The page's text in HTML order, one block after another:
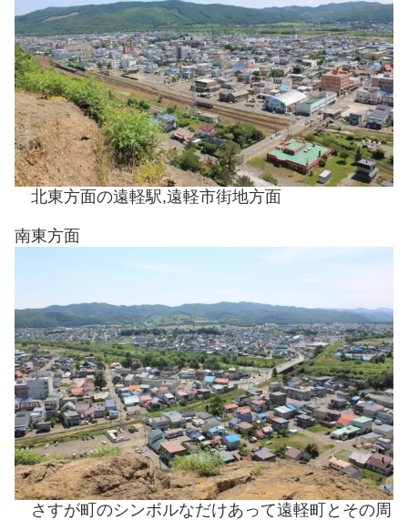
北東方面の遠軽駅,遠軽市街地方面
南東方面
さすが町のシンボルなだけあって遠軽町とその周